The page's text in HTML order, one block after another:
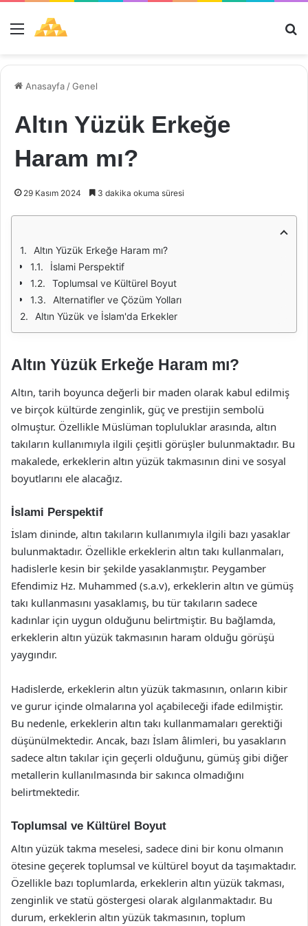
Menü
Anasayfa /Genel
Altın Yüzük Erkeğe
Haram mı?
29 Kasım 2024 3 dakika okuma süresi
Altın Yüzük Erkeğe Haram mı?
İslami Perspektif
Toplumsal ve Kültürel Boyut
Alternatifler ve Çözüm Yolları
Altın Yüzük ve İslam'da Erkekler
Altın Yüzük Erkeğe Haram mı?
Altın, tarih boyunca değerli bir maden olarak kabul edilmiş
ve birçok kültürde zenginlik, güç ve prestijin sembolü
olmuştur. Özellikle Müslüman topluluklar arasında, altın
takıların kullanımıyla ilgili çeşitli görüşler bulunmaktadır. Bu
makalede, erkeklerin altın yüzük takmasının dini ve sosyal
boyutlarını ele alacağız.
İslami Perspektif
İslam dininde, altın takıların kullanımıyla ilgili bazı yasaklar
bulunmaktadır. Özellikle erkeklerin altın takı kullanmaları,
hadislerle kesin bir şekilde yasaklanmıştır. Peygamber
Efendimiz Hz. Muhammed (s.a.v), erkeklerin altın ve gümüş
takı kullanmasını yasaklamış, bu tür takıların sadece
kadınlar için uygun olduğunu belirtmiştir. Bu bağlamda,
erkeklerin altın yüzük takmasının haram olduğu görüşü
yaygındır.
Hadislerde, erkeklerin altın yüzük takmasının, onların kibir
ve gurur içinde olmalarına yol açabileceği ifade edilmiştir.
Bu nedenle, erkeklerin altın takı kullanmamaları gerektiği
düşünülmektedir. Ancak, bazı İslam âlimleri, bu yasakların
sadece altın takılar için geçerli olduğunu, gümüş gibi diğer
metallerin kullanılmasında bir sakınca olmadığını
belirtmektedir.
Toplumsal ve Kültürel Boyut
Altın yüzük takma meselesi, sadece dini bir konu olmanın
ötesine geçerek toplumsal ve kültürel boyut da taşımaktadır.
Özellikle bazı toplumlarda, erkeklerin altın yüzük takması,
zenginlik ve statü göstergesi olarak algılanmaktadır. Bu
durum, erkeklerin altın yüzük takmasının, toplum